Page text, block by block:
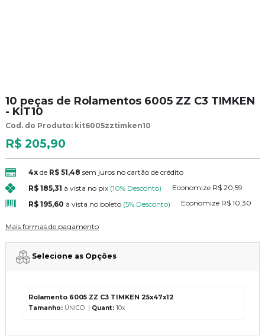
10 peças de Rolamentos 6005 ZZ C3 TIMKEN
- KIT10
Cod. do Produto: kit6005zztimken10
R$ 205,90
4xde R$ 51,48 sem juros no cartão de crédito
R$ 185,31 à vista no pix (10% Desconto) Economize R$ 20,59
R$ 195,60 à vista no boleto (5% Desconto) Economize R$ 10,30
Mais formas de pagamento
Selecione as Opções
Rolamento 6005 ZZ C3 TIMKEN 25x47x12
Tamanho:ÚNICO | Quant:10x